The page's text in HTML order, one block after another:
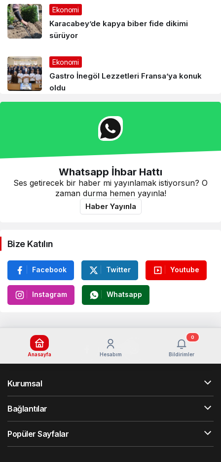
Ekonomi
Karacabey’de kapya biber fide dikimi
sürüyor
Ekonomi
Gastro İnegöl Lezzetleri Fransa’ya konuk
oldu
Whatsapp İhbar Hattı
Ses getirecek bir haber mi yayınlamak istiyorsun? O
zaman durma hemen yayınla!
Haber Yayınla
Bize Katılın
Facebook Twitter Youtube
Instagram Whatsapp
Anasayfa Hesabım Bildirimler
0
Kurumsal
Bağlantılar
Popüler Sayfalar